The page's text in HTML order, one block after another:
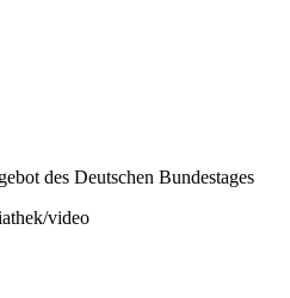
des Deutschen Bundestages
video